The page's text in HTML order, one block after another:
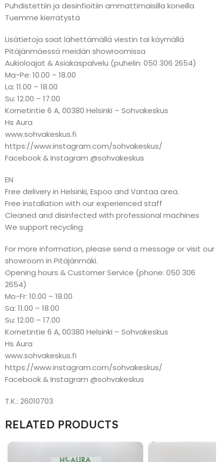
Puhdistettiin ja desinfioitiin ammattimaisilla koneilla
Tuemme kierrätystä
Lisätietoja saat lähettämällä viestin tai käymällä
Pitäjänmäessä meidän showroomissa
Aukioloajat & Asiakaspalvelu (puhelin: 050 306 2654)
Ma-Pe: 10.00 – 18.00
La: 11.00 – 18.00
Su: 12.00 – 17.00
Kornetintie 6 A, 00380 Helsinki – Sohvakeskus
Hs Aura
www.sohvakeskus.fi
https://www.instagram.com/sohvakeskus/
Facebook & Instagram @sohvakeskus
EN
Free delivery in Helsinki, Espoo and Vantaa area.
Free installation with our experienced staff
Cleaned and disinfected with professional machines
We support recycling
For more information, please send a message or visit our
showroom in Pitäjänmäki.
Opening hours & Customer Service (phone: 050 306
2654)
Mo-Fr: 10.00 – 18.00
Sa: 11.00 – 18.00
Su: 12.00 – 17.00
Kornetintie 6 A, 00380 Helsinki – Sohvakeskus
Hs Aura
www.sohvakeskus.fi
https://www.instagram.com/sohvakeskus/
Facebook & Instagram @sohvakeskus
T.K.: 26010703
RELATED PRODUCTS